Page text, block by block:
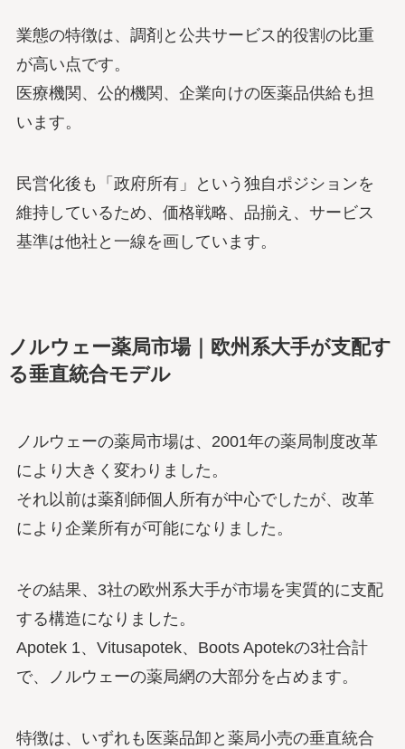
業態の特徴は、調剤と公共サービス的役割の比重
が高い点です。
医療機関、公的機関、企業向けの医薬品供給も担
います。
民営化後も「政府所有」という独自ポジションを
維持しているため、価格戦略、品揃え、サービス
基準は他社と一線を画しています。
ノルウェー薬局市場｜欧州系大手が支配す
る垂直統合モデル
ノルウェーの薬局市場は、2001年の薬局制度改革
により大きく変わりました。
それ以前は薬剤師個人所有が中心でしたが、改革
により企業所有が可能になりました。
その結果、3社の欧州系大手が市場を実質的に支配
する構造になりました。
Apotek 1、Vitusapotek、Boots Apotekの3社合計
で、ノルウェーの薬局網の大部分を占めます。
特徴は、いずれも医薬品卸と薬局小売の垂直統合